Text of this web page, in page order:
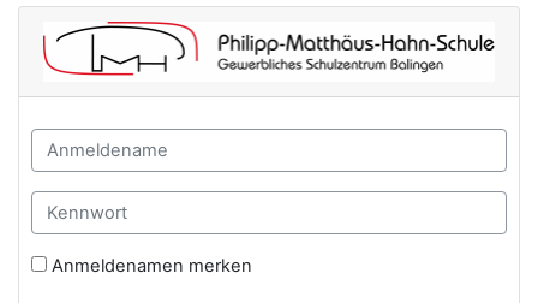
Zum Hauptinhalt
PMH Balingen - LN: Login
Anmeldename
Kennwort
Anmeldenamen merken